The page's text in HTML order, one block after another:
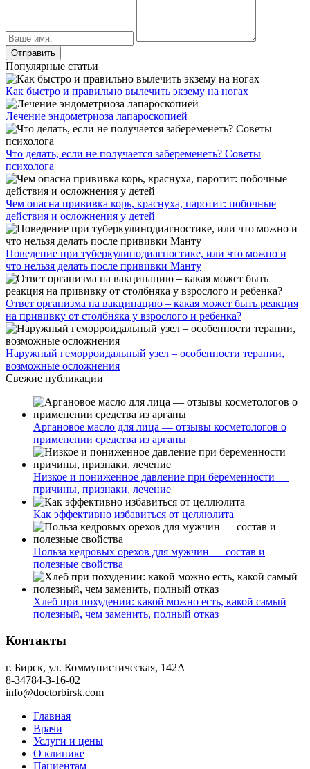
Популярные статьи
Как быстро и правильно вылечить экзему на ногах
Лечение эндометриоза лапароскопией
Что делать, если не получается забеременеть? Советы
психолога
Чем опасна прививка корь, краснуха, паротит: побочные
действия и осложнения у детей
Поведение при туберкулинодиагностике, или что можно и
что нельзя делать после прививки Манту
Ответ организма на вакцинацию – какая может быть реакция
на прививку от столбняка у взрослого и ребенка?
Наружный геморроидальный узел – особенности терапии,
возможные осложнения
Свежие публикации
Аргановое масло для лица — отзывы косметологов о
применении средства из арганы
Низкое и пониженное давление при беременности —
причины, признаки, лечение
Как эффективно избавиться от целлюлита
Польза кедровых орехов для мужчин — состав и
полезные свойства
Хлеб при похудении: какой можно есть, какой самый
полезный, чем заменить, полный отказ
Контакты
г. Бирск, ул. Коммунистическая, 142А
8-34784-3-16-02
info@doctorbirsk.com
Главная
Врачи
Услуги и цены
О клинике
Пациентам